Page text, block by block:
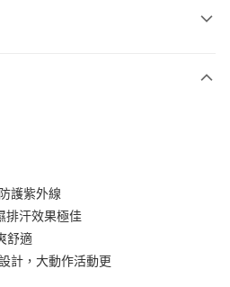
彰化商業銀行
台北富邦商業銀行
台中商業銀行
護紫外線
排汗效果極佳
舒適
計，大動作活動更